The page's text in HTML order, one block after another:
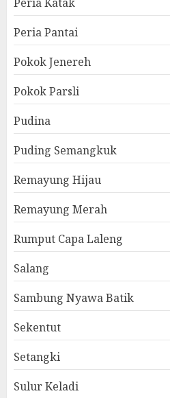
Peria Pantai
Pokok Jenereh
Pokok Parsli
Pudina
Puding Semangkuk
Remayung Hijau
Remayung Merah
Rumput Capa Laleng
Salang
Sambung Nyawa Batik
Sekentut
Setangki
Sulur Keladi